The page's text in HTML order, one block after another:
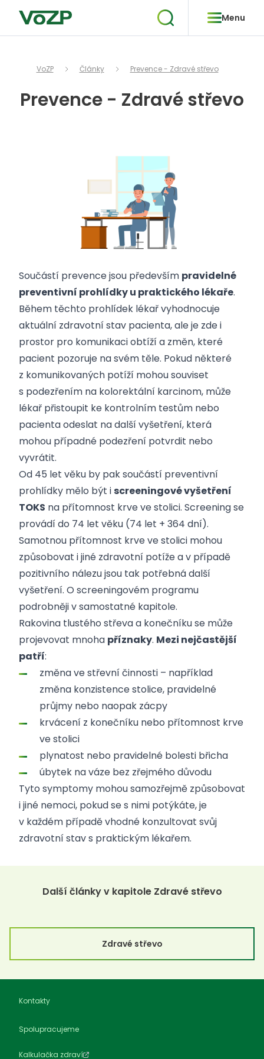
Menu
VoZP Články Prevence - Zdravé střevo
Prevence - Zdravé střevo
Součástí prevence jsou především pravidelné
preventivní prohlídky u praktického lékaře.
Během těchto prohlídek lékař vyhodnocuje
aktuální zdravotní stav pacienta, ale je zde i
prostor pro komunikaci obtíží a změn, které
pacient pozoruje na svém těle. Pokud některé
z komunikovaných potíží mohou souviset
s podezřením na kolorektální karcinom, může
lékař přistoupit ke kontrolním testům nebo
pacienta odeslat na další vyšetření, která
mohou případné podezření potvrdit nebo
vyvrátit.
Od 45 let věku by pak součástí preventivní
prohlídky mělo být i screeningové vyšetření
TOKS na přítomnost krve ve stolici. Screening se
provádí do 74 let věku (74 let + 364 dní).
Samotnou přítomnost krve ve stolici mohou
způsobovat i jiné zdravotní potíže a v případě
pozitivního nálezu jsou tak potřebná další
vyšetření. O screeningovém programu
podrobněji v samostatné kapitole.
Rakovina tlustého střeva a konečníku se může
projevovat mnoha příznaky. Mezi nejčastější
patří:
změna ve střevní činnosti – například
změna konzistence stolice, pravidelné
průjmy nebo naopak zácpy
krvácení z konečníku nebo přítomnost krve
ve stolici
plynatost nebo pravidelné bolesti břicha
úbytek na váze bez zřejmého důvodu
Tyto symptomy mohou samozřejmě způsobovat
i jiné nemoci, pokud se s nimi potýkáte, je
v každém případě vhodné konzultovat svůj
zdravotní stav s praktickým lékařem.
Další články v kapitole Zdravé střevo
Zdravé střevo
Kontakty
Spolupracujeme
Kalkulačka zdraví